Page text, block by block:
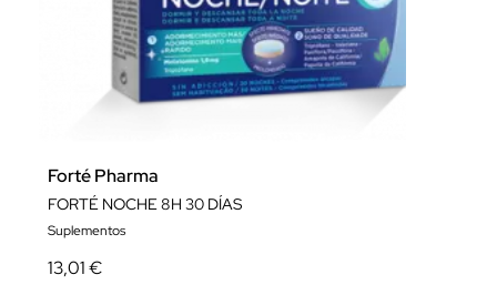
Forté Pharma
FORTÉ NOCHE 8H 30 DÍAS
Suplementos
13,01 €